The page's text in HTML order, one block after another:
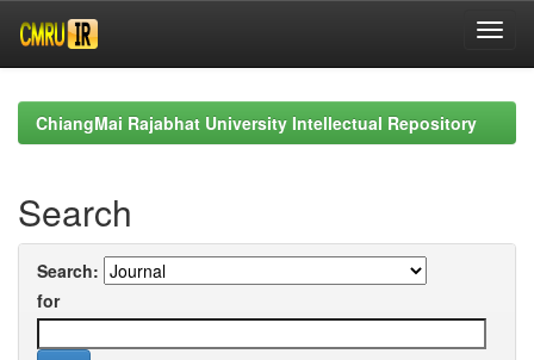
navigationChiangMai Rajabhat University Intellectual Repository
Search
Search:
for